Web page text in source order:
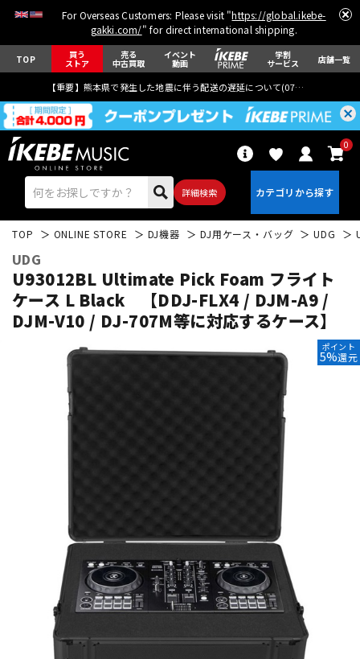
For Overseas Customers: Please visit "https://global.ikebe-
gakki.com/" for direct international shipping.
TOP 買う
ストア
売る
中古買取
イベント
動画
学割
サービス 店舗一覧
【重要】熊本県で発生した地震に伴う配送の遅延について(07月29日
詳細検索
0
エレキギター アコギ/エレアコ
ベース
パーカッション
電子ピアノ
管楽器 その他楽器
アンプ エフェクター
TOP ONLINE STORE DJ機器 DJ用ケース・バッグ UDG
UDG
U93012BL Ultimate Pick Foam フライト
ケース L Black 【DDJ-FLX4 / DJM-A9 /
DJM-V10 / DJ-707M等に対応するケース】
ポイント
5%還元